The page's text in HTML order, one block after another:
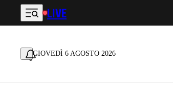
Vai al contenuto principale
LIVE
GIOVEDÌ 6 AGOSTO 2026